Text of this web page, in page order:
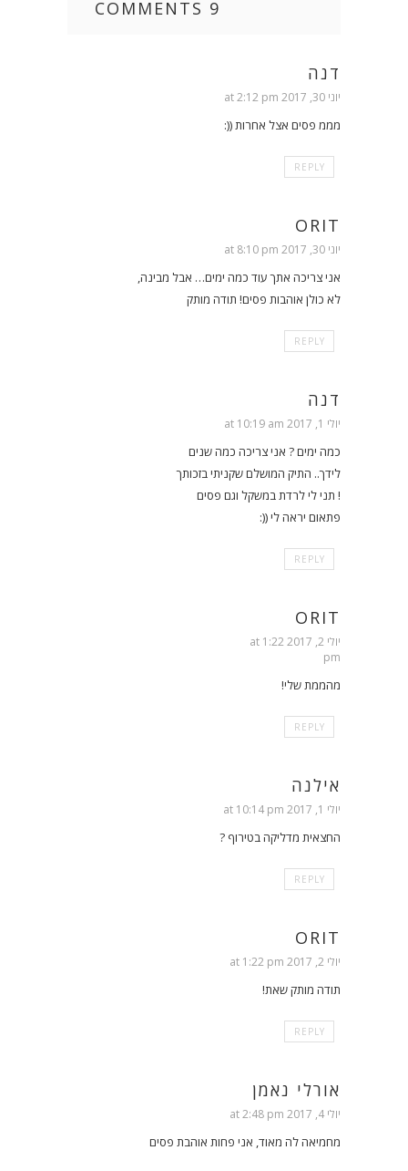
9 COMMENTS
דנה
יוני 30, 2017 at 2:12 pm
מממ פסים אצל אחרות ((:
REPLY
ORIT
יוני 30, 2017 at 8:10 pm
אני צריכה אתך עוד כמה ימים… אבל מבינה,
לא כולן אוהבות פסים! תודה מותק
REPLY
דנה
יולי 1, 2017 at 10:19 am
כמה ימים ? אני צריכה כמה שנים
לידך.. התיק המושלם שקניתי בזכותך
! תני לי לרדת במשקל וגם פסים
פתאום יראה לי ((:
REPLY
ORIT
יולי 2, 2017 at 1:22
pm
מהממת שלי!
REPLY
אילנה
יולי 1, 2017 at 10:14 pm
החצאית מדליקה בטירוף ?
REPLY
ORIT
יולי 2, 2017 at 1:22 pm
תודה מותק שאת!
REPLY
אורלי נאמן
יולי 4, 2017 at 2:48 pm
מחמיאה לה מאוד, אני פחות אוהבת פסים